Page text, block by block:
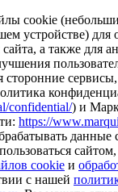
cookie
устройстве) для
а также для
сторонние
confidential/) и
https://
данные
cookie и
с нашей